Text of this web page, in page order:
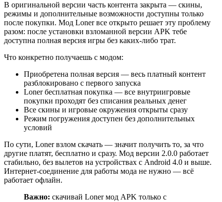
В оригинальной версии часть контента закрыта — скины,
режимы и дополнительные возможности доступны только
после покупки. Мод Loner все открыто решает эту проблему
разом: после установки взломанной версии APK тебе
доступна полная версия игры без каких-либо трат.
Что конкретно получаешь с модом:
Приобретена полная версия — весь платный контент
разблокировано с первого запуска
Loner бесплатная покупка — все внутриигровые
покупки проходят без списания реальных денег
Все скины и игровые окружения открыты сразу
Режим погружения доступен без дополнительных
условий
По сути, Loner взлом скачать — значит получить то, за что
другие платят, бесплатно и сразу. Мод версии 2.0.0 работает
стабильно, без вылетов на устройствах с Android 4.0 и выше.
Интернет-соединение для работы мода не нужно — всё
работает офлайн.
Важно: скачивай Loner мод APK только с